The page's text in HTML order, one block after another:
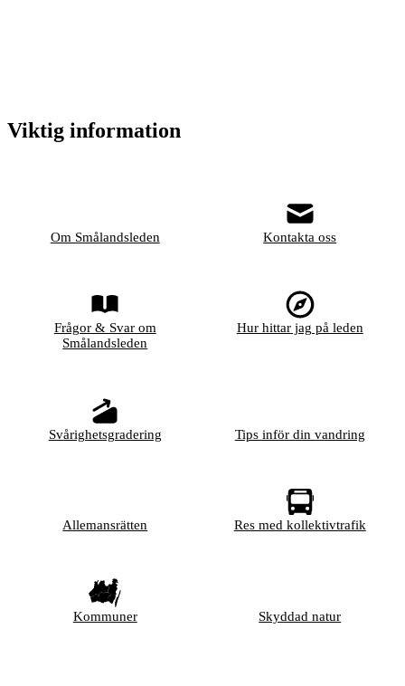
Viktig information
Om Smålandsleden Kontakta oss
Frågor & Svar om
Smålandsleden
Hur hittar jag på leden
Svårighetsgradering Tips inför din vandring
Allemansrätten Res med kollektivtrafik
Kommuner Skyddad natur